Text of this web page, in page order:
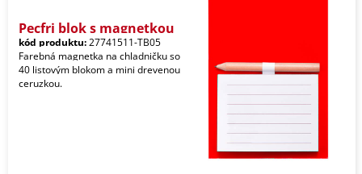
Pecfri blok s magnetkou
kód produktu:27741511-TB05
Farebná magnetka na chladničku so
40 listovým blokom a mini drevenou
ceruzkou.